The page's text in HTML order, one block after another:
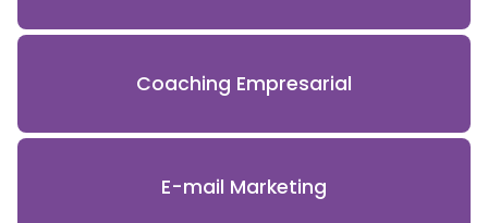
Coaching Empresarial
E-mail Marketing